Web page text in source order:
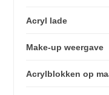
Acryl lade
Make-up weergave
Acrylblokken op